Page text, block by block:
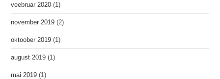
veebruar 2020 (1)
november 2019 (2)
oktoober 2019 (1)
august 2019 (1)
mai 2019 (1)